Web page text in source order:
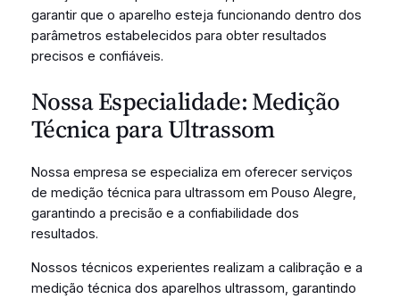
garantir que o aparelho esteja funcionando dentro dos
parâmetros estabelecidos para obter resultados
precisos e confiáveis.
Nossa Especialidade: Medição
Técnica para Ultrassom
Nossa empresa se especializa em oferecer serviços
de medição técnica para ultrassom em Pouso Alegre,
garantindo a precisão e a confiabilidade dos
resultados.
Nossos técnicos experientes realizam a calibração e a
medição técnica dos aparelhos ultrassom, garantindo